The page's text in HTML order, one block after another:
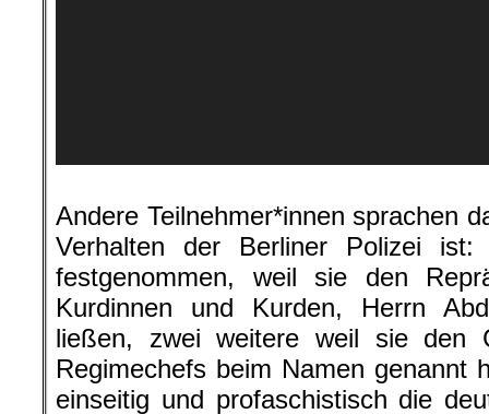
Andere Teilnehmer*innen sprachen
Verhalten der Berliner Polizei ist:
festgenommen, weil sie den
Kurdinnen und Kurden, Herrn
ließen, zwei weitere weil sie den
Regimechefs beim Namen genannt
einseitig und profaschistisch die